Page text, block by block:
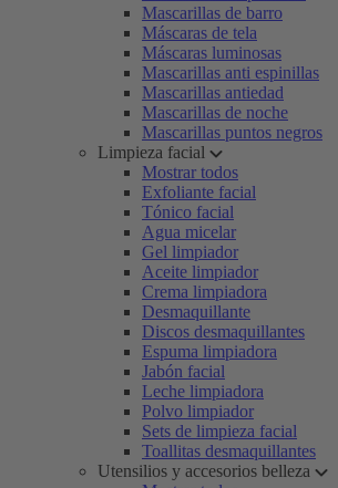
Mascarillas de barro
Máscaras de tela
Máscaras luminosas
Mascarillas anti espinillas
Mascarillas antiedad
Mascarillas de noche
Mascarillas puntos negros
Limpieza facial
Mostrar todos
Exfoliante facial
Tónico facial
Agua micelar
Gel limpiador
Aceite limpiador
Crema limpiadora
Desmaquillante
Discos desmaquillantes
Espuma limpiadora
Jabón facial
Leche limpiadora
Polvo limpiador
Sets de limpieza facial
Toallitas desmaquillantes
Utensilios y accesorios belleza